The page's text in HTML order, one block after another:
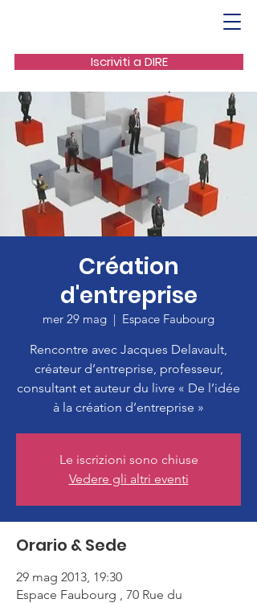
Iscriviti a DIRE
Création
d'entreprise
mer 29 mag
  |
Espace Faubourg
Rencontre avec Jacques Delavault,
créateur d’entreprise, professeur,
consultant et auteur du livre « De l’idée
à la création d’entreprise »
Le iscrizioni sono chiuse
Vedere gli altri eventi
Orario & Sede
29 mag 2013, 19:30
Espace Faubourg , 70 Rue du